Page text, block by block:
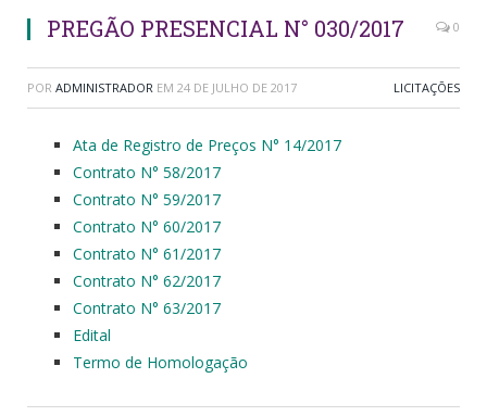
PREGÃO PRESENCIAL N° 030/2017 0
POR ADMINISTRADOR EM 24 DE JULHO DE 2017 LICITAÇÕES
Ata de Registro de Preços N° 14/2017
Contrato N° 58/2017
Contrato N° 59/2017
Contrato N° 60/2017
Contrato N° 61/2017
Contrato N° 62/2017
Contrato N° 63/2017
Edital
Termo de Homologação